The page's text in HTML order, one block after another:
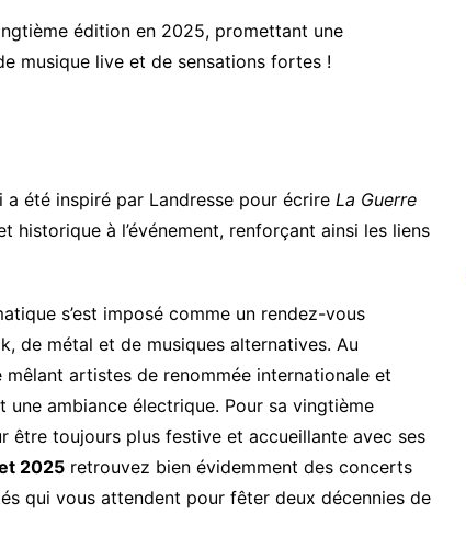
édition en 2025, promettant une
musique live et de sensations fortes !
a été inspiré par Landresse pour écrire La Guerre
historique à l’événement, renforçant ainsi les liens
s’est imposé comme un rendez-vous
de métal et de musiques alternatives. Au
artistes de renommée internationale et
ambiance électrique. Pour sa vingtième
être toujours plus festive et accueillante avec ses
2025 retrouvez bien évidemment des concerts
qui vous attendent pour fêter deux décennies de